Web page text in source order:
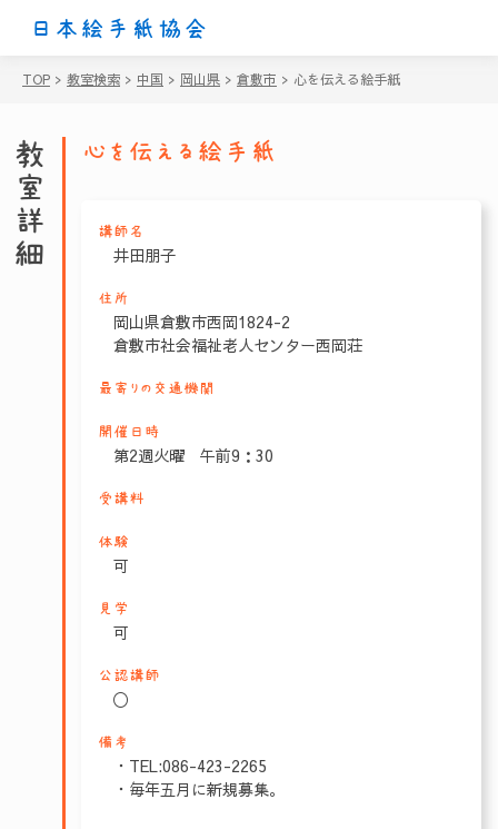
日本絵手紙協会
TOP > 教室検索 > 中国 > 岡山県 > 倉敷市 > 心を伝える絵手紙
教室詳細 心を伝える絵手紙
講師名
井田朋子
住所
岡山県倉敷市西岡1824-2
倉敷市社会福祉老人センター西岡荘
最寄りの交通機関
開催日時
第2週火曜 午前9：30
受講料
体験
可
見学
可
公認講師
〇
備考
・TEL:086-423-2265
・毎年五月に新規募集。